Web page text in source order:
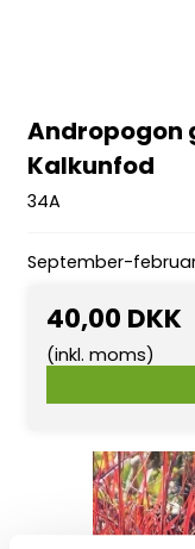
Andropogon
Kalkunfod
34A
September-
40,00 DKK
(inkl. moms)